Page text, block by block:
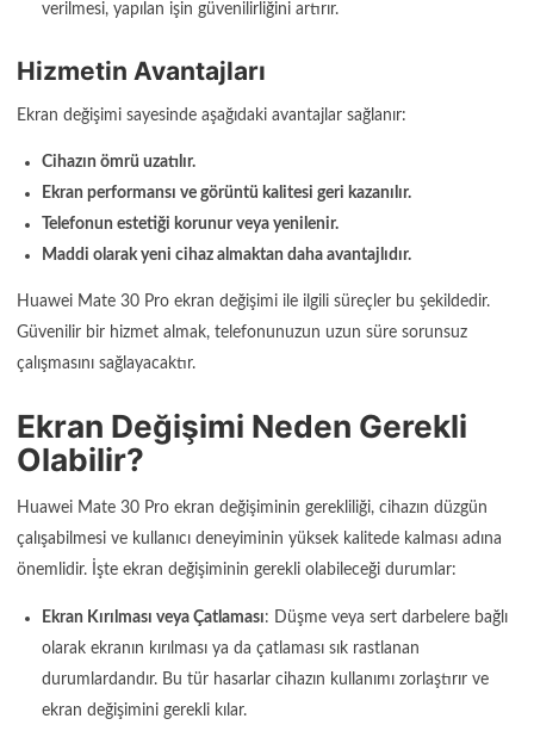
verilmesi, yapılan işin güvenilirliğini artırır.
Hizmetin Avantajları
Ekran değişimi sayesinde aşağıdaki avantajlar sağlanır:
Cihazın ömrü uzatılır.
Ekran performansı ve görüntü kalitesi geri kazanılır.
Telefonun estetiği korunur veya yenilenir.
Maddi olarak yeni cihaz almaktan daha avantajlıdır.
Huawei Mate 30 Pro ekran değişimi ile ilgili süreçler bu şekildedir.
Güvenilir bir hizmet almak, telefonunuzun uzun süre sorunsuz
çalışmasını sağlayacaktır.
Ekran Değişimi Neden Gerekli
Olabilir?
Huawei Mate 30 Pro ekran değişiminin gerekliliği, cihazın düzgün
çalışabilmesi ve kullanıcı deneyiminin yüksek kalitede kalması adına
önemlidir. İşte ekran değişiminin gerekli olabileceği durumlar:
Ekran Kırılması veya Çatlaması: Düşme veya sert darbelere bağlı
olarak ekranın kırılması ya da çatlaması sık rastlanan
durumlardandır. Bu tür hasarlar cihazın kullanımı zorlaştırır ve
ekran değişimini gerekli kılar.